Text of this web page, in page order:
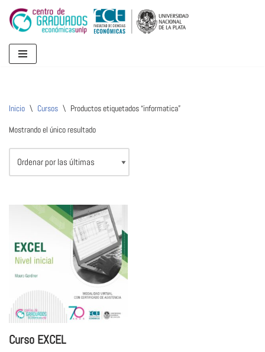
Ir
al
contenido
Inicio \ Cursos \ Productos etiquetados “informatica”
Mostrando el único resultado
Curso EXCEL